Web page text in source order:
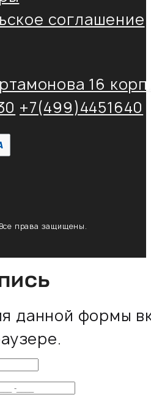
соглашение
16
+7(499)4451640
права защищены.
данной формы